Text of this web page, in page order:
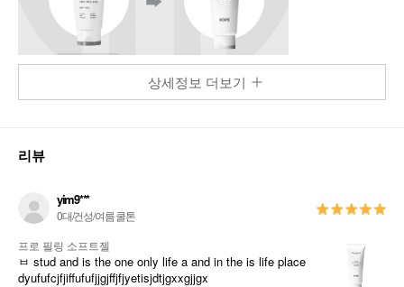
상세정보 더보기
리뷰
yim9***
0대/건성/여름 쿨톤
프로 필링 소프트젤
ㅂ stud and is the one only life a and in the is life place
dyufufcjfjiffufufjjgjffjfjyetisjdtjgxxgjjgx